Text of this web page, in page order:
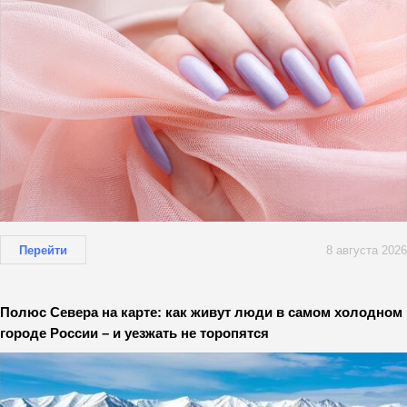
Перейти 8 августа 2026
Полюс Севера на карте: как живут люди в самом холодном
городе России – и уезжать не торопятся